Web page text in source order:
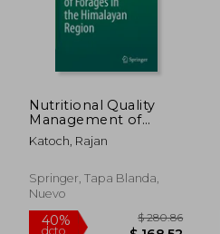
Nutritional Quality
Management of
Forages in the
Himalayan Region
Katoch, Rajan
Springer, Tapa Blanda,
Nuevo